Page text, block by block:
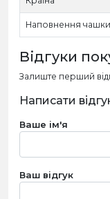
Наповнення чашки
Відгуки
Залиште перший
Написати
Ваше ім'я
Ваш відгук